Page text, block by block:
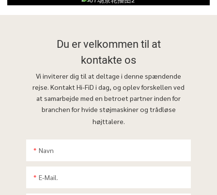
Du er velkommen til at
kontakte os
Vi inviterer dig til at deltage i denne spændende
rejse. Kontakt Hi-FiD i dag, og oplev forskellen ved
at samarbejde med en betroet partner inden for
branchen for hvide støjmaskiner og trådløse
højttalere.
Navn
E-Mail.